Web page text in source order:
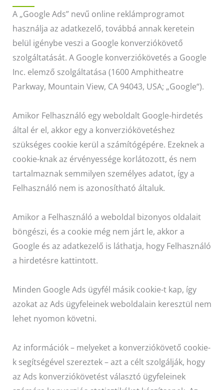
A „Google Ads” nevű online reklámprogramot
használja az adatkezelő, továbbá annak keretein
belül igénybe veszi a Google konverziókövető
szolgáltatását. A Google konverziókövetés a Google
Inc. elemző szolgáltatása (1600 Amphitheatre
Parkway, Mountain View, CA 94043, USA; „Google“).
Amikor Felhasználó egy weboldalt Google-hirdetés
által ér el, akkor egy a konverziókövetéshez
szükséges cookie kerül a számítógépére. Ezeknek a
cookie-knak az érvényessége korlátozott, és nem
tartalmaznak semmilyen személyes adatot, így a
Felhasználó nem is azonosítható általuk.
Amikor a Felhasználó a weboldal bizonyos oldalait
böngészi, és a cookie még nem járt le, akkor a
Google és az adatkezelő is láthatja, hogy Felhasználó
a hirdetésre kattintott.
Minden Google Ads ügyfél másik cookie-t kap, így
azokat az Ads ügyfeleinek weboldalain keresztül nem
lehet nyomon követni.
Az információk – melyeket a konverziókövető cookie-
k segítségével szereztek – azt a célt szolgálják, hogy
az Ads konverziókövetést választó ügyfeleinek